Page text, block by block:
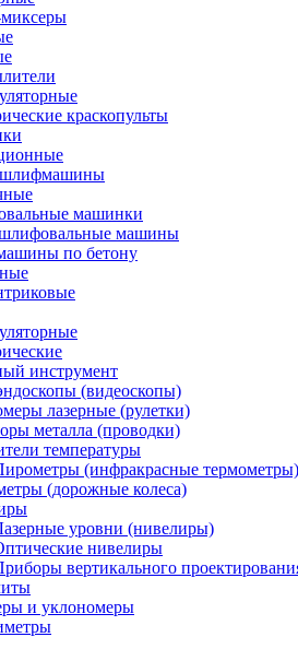
краскопульты
машинки
машины
по бетону
инструмент
(видеоскопы)
лазерные (рулетки)
металла (проводки)
температуры
(инфракрасные термометры)
(дорожные колеса)
уровни (нивелиры)
нивелиры
вертикального
и уклономеры